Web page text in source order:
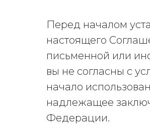
Перед началом
настоящего
письменной или
вы не согласны с
начало
надлежащее
Федерации.